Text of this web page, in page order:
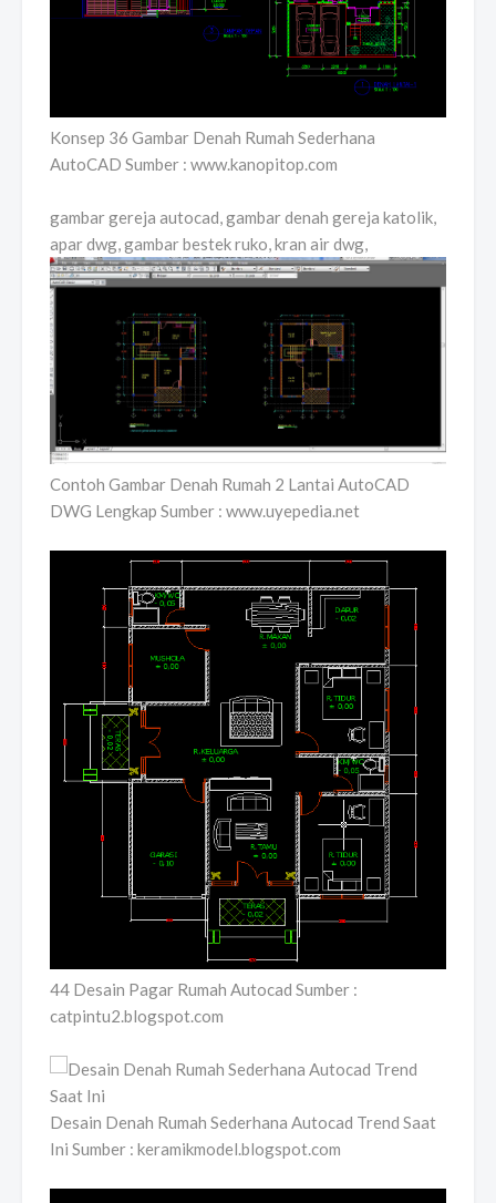
Konsep 36 Gambar Denah Rumah Sederhana
AutoCAD Sumber : www.kanopitop.com
gambar gereja autocad, gambar denah gereja katolik,
apar dwg, gambar bestek ruko, kran air dwg,
Contoh Gambar Denah Rumah 2 Lantai AutoCAD
DWG Lengkap Sumber : www.uyepedia.net
44 Desain Pagar Rumah Autocad Sumber :
catpintu2.blogspot.com
Desain Denah Rumah Sederhana Autocad Trend Saat
Ini Sumber : keramikmodel.blogspot.com